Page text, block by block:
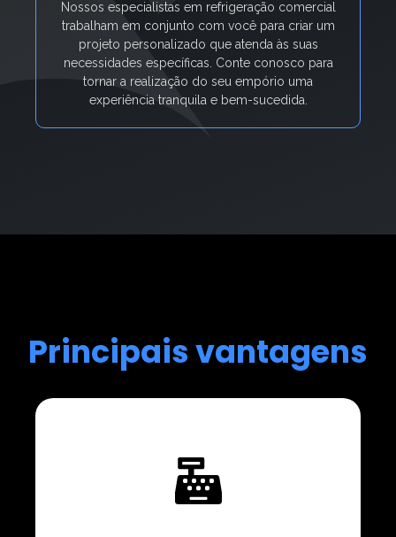
Nossos especialistas em refrigeração comercial
trabalham em conjunto com você para criar um
projeto personalizado que atenda às suas
necessidades específicas. Conte conosco para
tornar a realização do seu empório uma
experiência tranquila e bem-sucedida.
Principais vantagens